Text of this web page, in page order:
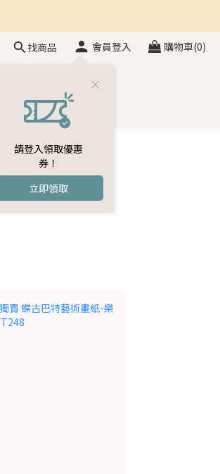
找商品 會員登入
請登入領取優惠
券！
立即領取
購物車(0)
會員專區